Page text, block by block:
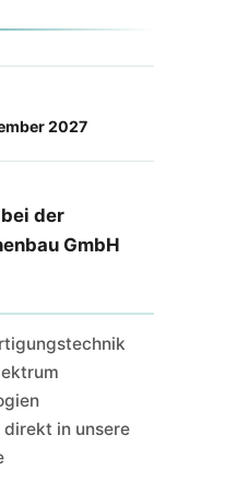
2027
der
GmbH
in unsere